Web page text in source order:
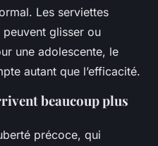
Les serviettes
peuvent glisser ou
une adolescente, le
autant que l’efficacité.
beaucoup plus
précoce, qui